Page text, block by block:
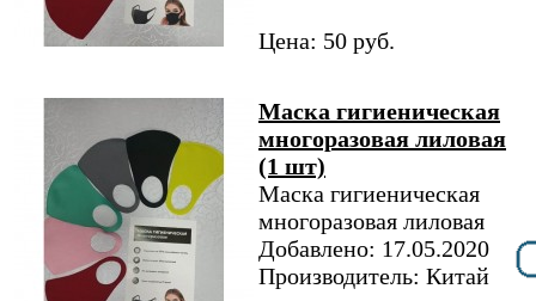
Цена: 50 руб.
Маска гигиеническая
многоразовая лиловая
(1 шт)
Маска гигиеническая
многоразовая лиловая
Добавлено: 17.05.2020
Производитель: Китай